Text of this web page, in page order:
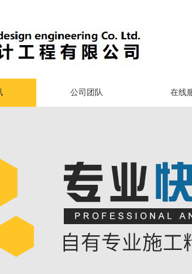
公司团队 在线